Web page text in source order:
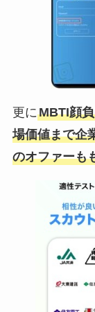
更にMBTI顔
場価値まで企
のオファーも